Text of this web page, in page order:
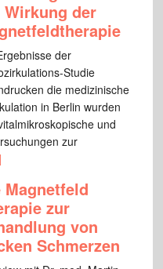
Wirkung der
der
Studie
die medizinische
in Berlin wurden
und
zur
Magnetfeld
zur
von
Schmerzen